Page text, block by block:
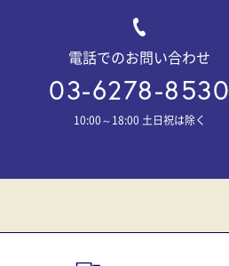
電話でのお問い合わせ
03-6278-8530
10:00～18:00 土日祝は除く